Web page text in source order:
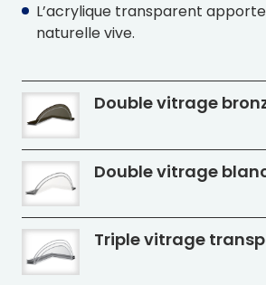
L’acrylique transparent
naturelle vive.
Double vitrage
Double vitrage
Triple vitrage